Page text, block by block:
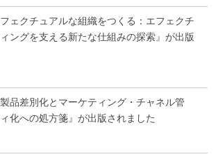
ェクチュアルな組織をつくる：エフェクチ
ングを支える新たな仕組みの探索』が出版
品差別化とマーケティング・チャネル管
化への処方箋』が出版されました